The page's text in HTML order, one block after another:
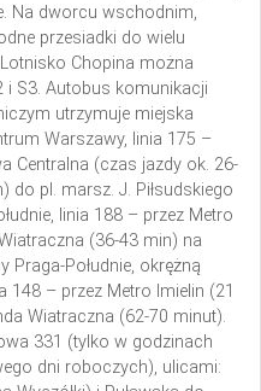
Na dworcu wschodnim,
przesiadki do wielu
Chopina można
i S3. Autobus komunikacji
utrzymuje miejska
Warszawy, linia 175 –
Centralna (czas jazdy ok. 26-
do pl. marsz. J. Piłsudskiego
linia 188 – przez Metro
(36-43 min) na
Praga-Południe, okrężną
148 – przez Metro Imielin (21
Wiatraczna (62-70 minut).
331 (tylko w godzinach
dni roboczych), ulicami: